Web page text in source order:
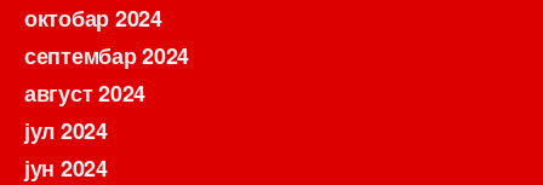
октобар 2024
септембар 2024
август 2024
јул 2024
јун 2024